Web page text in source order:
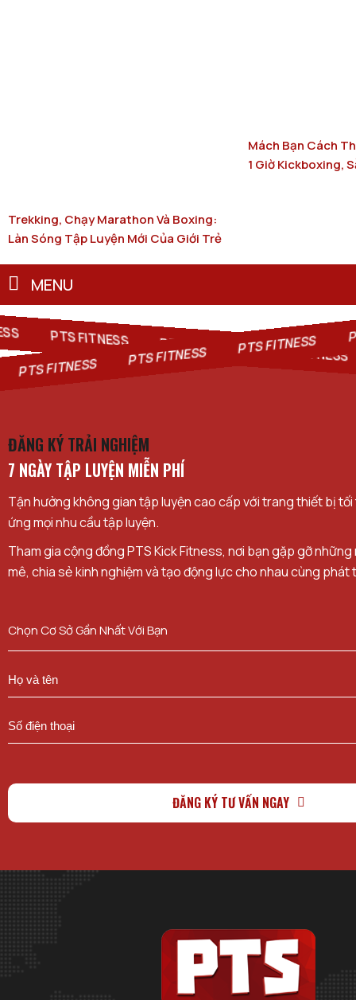
Trekking, Chạy Marathon Và Boxing:
Làn Sóng Tập Luyện Mới Của Giới Trẻ
Mách Bạn Cách
1 Giờ Kickboxing,
MENU
PTS FITNESS PTS FITNESS PTS FITNESS
PTS FITNESS PTS FITNESS PTS FITNESS
ĐĂNG KÝ TRẢI NGHIỆM
7 NGÀY TẬP LUYỆN MIỄN PHÍ
Tận hưởng không gian tập luyện cao cấp với trang thiết bị tối
ứng mọi nhu cầu tập luyện.
Tham gia cộng đồng PTS Kick Fitness, nơi bạn gặp gỡ
mê, chia sẻ kinh nghiệm và tạo động lực cho nhau cùng phát
Chọn Cơ Sở Gần Nhất Với Bạn
ĐĂNG KÝ TƯ VẤN NGAY